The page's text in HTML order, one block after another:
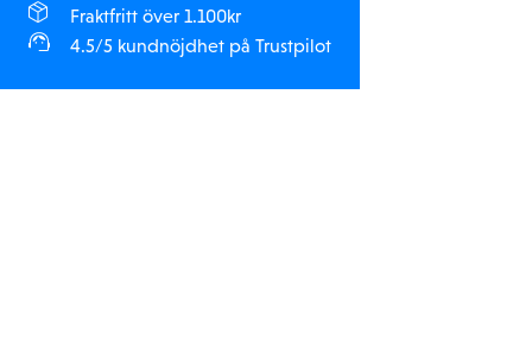
Fraktfritt över 1.100kr
4.5/5 kundnöjdhet på Trustpilot